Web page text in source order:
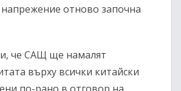
отново започна
че САЩ ще намалят
върху всички китайски